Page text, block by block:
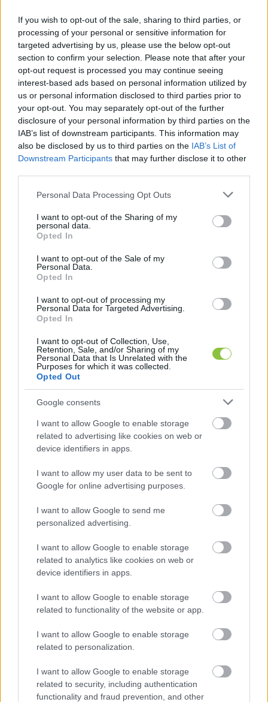
If you wish to opt-out of the sale, sharing to third parties, or
processing of your personal or sensitive information for
targeted advertising by us, please use the below opt-out
section to confirm your selection. Please note that after your
opt-out request is processed you may continue seeing
interest-based ads based on personal information utilized by
us or personal information disclosed to third parties prior to
your opt-out. You may separately opt-out of the further
disclosure of your personal information by third parties on the
IAB’s list of downstream participants. This information may
also be disclosed by us to third parties on the IAB’s List of
Downstream Participants that may further disclose it to other
Please note that this website/app uses one or more Google
not limited to your visit or usage behaviour. You may click to
grant or deny consent to Google and its third-party tags to
use your data for below specified purposes in below Google
consent section.
Personal Data Processing Opt Outs
I want to opt-out of the Sharing of my
personal data.
Opted In
I want to opt-out of the Sale of my
Personal Data.
Opted In
I want to opt-out of processing my
Personal Data for Targeted Advertising.
Opted In
I want to opt-out of Collection, Use,
Retention, Sale, and/or Sharing of my
Personal Data that Is Unrelated with the
Purposes for which it was collected.
Opted Out
Google consents
I want to allow Google to enable storage
related to advertising like cookies on web or
device identifiers in apps.
I want to allow my user data to be sent to
Google for online advertising purposes.
I want to allow Google to send me
personalized advertising.
I want to allow Google to enable storage
related to analytics like cookies on web or
device identifiers in apps.
I want to allow Google to enable storage
related to functionality of the website or app.
I want to allow Google to enable storage
related to personalization.
I want to allow Google to enable storage
related to security, including authentication
functionality and fraud prevention, and other
Jogi képviselőnk, dr. Frank Evelyn, a Karsai
Dániel Ügyvédi Iroda irodavezető ügyvédje a
keresetben hivatkozott:
az Infotörvényre, mely szerint az állami vagy
helyi önkormányzati feladatot, valamint
jogszabályban meghatározott egyéb
személynek lehetővé kell tennie, hogy a
kezelésében levő közérdekű adatot és
közérdekből nyilvános adatot – az e
törvényben meghatározott kivételekkel –
erre irányuló igény alapján bárki
megismerhesse;
az Alaptörvényre, amely szerint a
közpénzekkel gazdálkodó minden szervezet
köteles a nyilvánosság előtt elszámolni a
közpénzekre vonatkozó gazdálkodásával; a
közpénzeket és a nemzeti vagyont az
átláthatóság és a közélet tisztaságának elve
szerint kell kezelni; a közpénzekre és a
nemzeti vagyonra vonatkozó adatok
közérdekű adatok.
Az Alkotmánybíróság gyakorlatára utalással
kiemelte továbbá a közérdekű adatok
nyilvánosságával összefüggésben, hogy „egy
demokratikus társadalomban a közérdekű adatok
nyilvánossága a főszabály; ehhez képest a
közérdekű adatok nyilvánosságának korlátozását
kivételnek kell tekinteni”
. Ebből következik az is,
hogy a közérdekű adatok vonatkozásában a